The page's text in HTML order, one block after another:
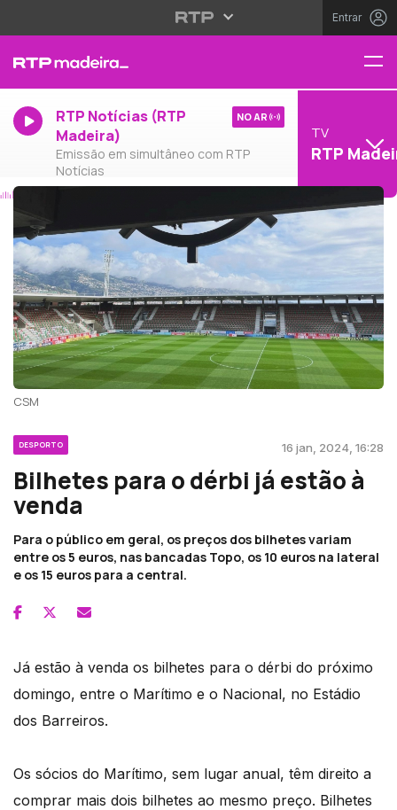
Entrar
RTP Notícias (RTP
Madeira)
Emissão em simultâneo com RTP
Notícias
NO AR
TV
RTP
CSM
DESPORTO 16 jan, 2024, 16:28
Bilhetes para o dérbi já estão à
venda
Para o público em geral, os preços dos bilhetes variam
entre os 5 euros, nas bancadas Topo, os 10 euros na lateral
e os 15 euros para a central.
Já estão à venda os bilhetes para o dérbi do próximo
domingo, entre o Marítimo e o Nacional, no Estádio
dos Barreiros.
Os sócios do Marítimo, sem lugar anual, têm direito a
comprar mais dois bilhetes ao mesmo preço. Bilhetes